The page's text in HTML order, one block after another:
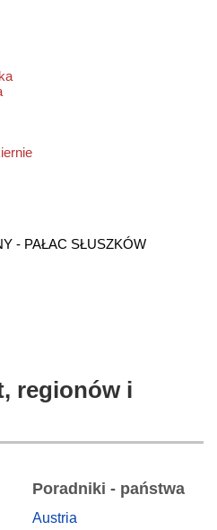
- PAŁAC SŁUSZKÓW
regionów i
Poradniki - państwa
Austria